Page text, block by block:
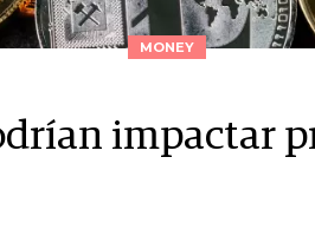
MONEY
impactar